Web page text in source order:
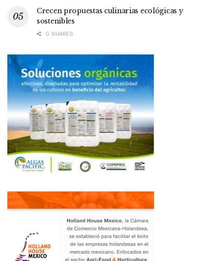
Crecen propuestas culinarias ecológicas y
sostenibles
0 SHARES